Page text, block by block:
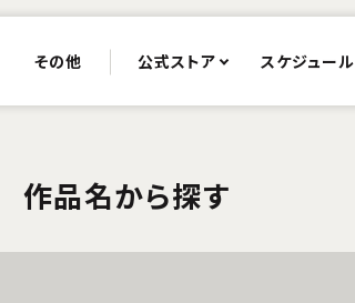
その他 公式ストア スケジュール
作品名から探す